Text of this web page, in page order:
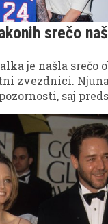
srečo
je našla srečo
zvezdnici. Njuna
saj